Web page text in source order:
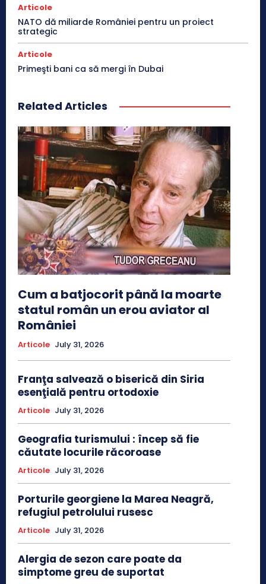
Articole
NATO dă miliarde României pentru un proiect
strategic
Articole
Primeşti bani ca să mergi în Dubai
Related Articles
Cum a batjocorit până la moarte
statul român un erou aviator al
României
Articole July 31, 2026
Franţa salvează o biserică din Siria
esenţială pentru ortodoxie
Articole July 31, 2026
Geografia turismului : încep să fie
căutate locurile răcoroase
Articole July 31, 2026
Porturile georgiene la Marea Neagră,
refugiul petrolului rusesc
Articole July 31, 2026
Alergia de sezon care poate da
simptome greu de suportat